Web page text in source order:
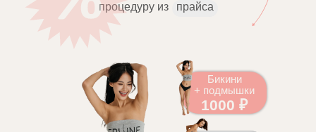
процедуру из
прайса
1000 ₽
Бикини
+ подмышки